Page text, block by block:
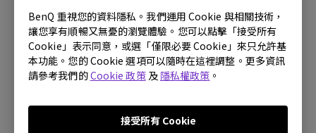
BenQ 重視您的資料隱私。我們運用 Cookie 與相關技術，
讓您享有順暢又無憂的瀏覽體驗。您可以點擊「接受所有
Cookie」表示同意，或選「僅限必要 Cookie」來只允許基
本功能。您的 Cookie 選項可以隨時在這裡調整。更多資訊
請參考我們的Cookie 政策及 隱私權政策 。
接受所有 Cookie
Regulatory Statements
更新:2026/08/07
語言:General
檔案大小:752.9 KB